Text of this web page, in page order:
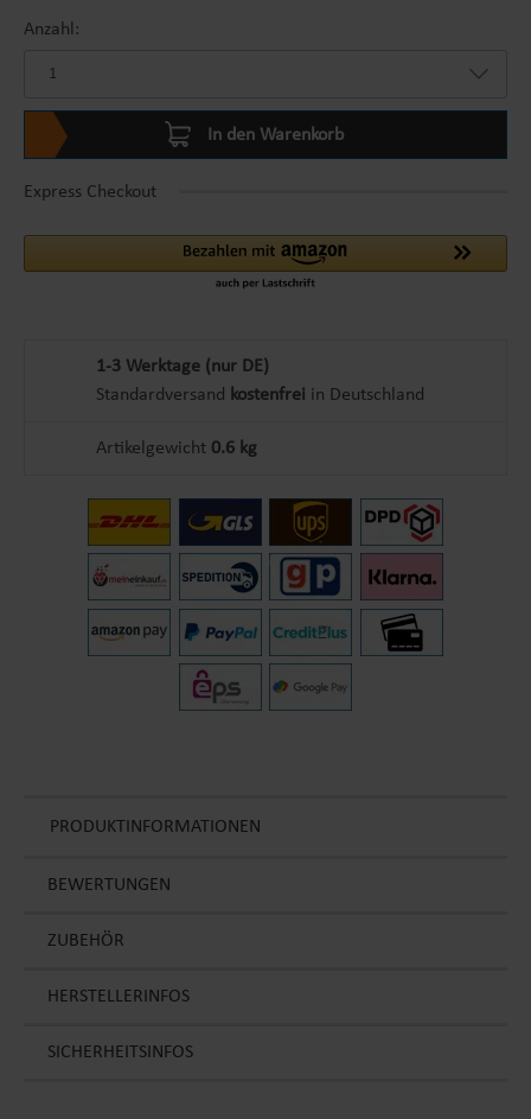
Anzahl:
In den Warenkorb
Express Checkout
1-3 Werktage (nur DE)
Standardversand kostenfrei in Deutschland
Artikelgewicht 0.6 kg
PRODUKTINFORMATIONEN
BEWERTUNGEN
ZUBEHÖR
HERSTELLERINFOS
SICHERHEITSINFOS